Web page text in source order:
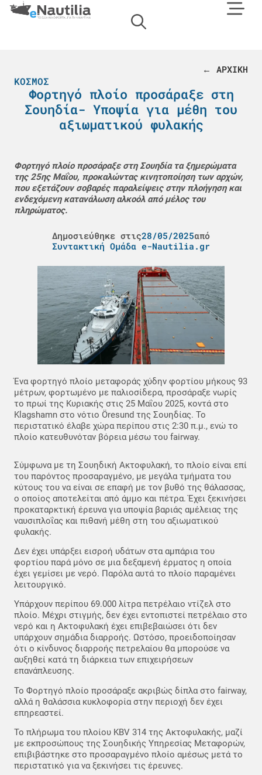
← ΑΡΧΙΚΗ
ΚΌΣΜΟΣ
Φορτηγό πλοίο προσάραξε στη
Σουηδία- Υποψία για μέθη του
αξιωματικού φυλακής
Φορτηγό πλοίο προσάραξε στη Σουηδία τα ξημερώματα
της 25ης Μαΐου, προκαλώντας κινητοποίηση των αρχών,
που εξετάζουν σοβαρές παραλείψεις στην πλοήγηση και
ενδεχόμενη κατανάλωση αλκοόλ από μέλος του
πληρώματος.
Δημοσιεύθηκε στις28/05/2025από
Συντακτική Ομάδα e-Nautilia.gr
Ένα φορτηγό πλοίο μεταφοράς χύδην φορτίου μήκους 93
μέτρων, φορτωμένο με παλιοσίδερα, προσάραξε νωρίς
το πρωί της Κυριακής στις 25 Μαΐου 2025, κοντά στο
Klagshamn στο νότιο Öresund της Σουηδίας. Το
περιστατικό έλαβε χώρα περίπου στις 2:30 π.μ., ενώ το
πλοίο κατευθυνόταν βόρεια μέσω του fairway.
Σύμφωνα με τη Σουηδική Ακτοφυλακή, το πλοίο είναι επί
του παρόντος προσαραγμένο, με μεγάλα τμήματα του
κύτους του να είναι σε επαφή με τον βυθό της θάλασσας,
ο οποίος αποτελείται από άμμο και πέτρα. Έχει ξεκινήσει
προκαταρκτική έρευνα για υποψία βαριάς αμέλειας της
ναυσιπλοΐας και πιθανή μέθη στη του αξιωματικού
φυλακής.
Δεν έχει υπάρξει εισροή υδάτων στα αμπάρια του
φορτίου παρά μόνο σε μια δεξαμενή έρματος η οποία
έχει γεμίσει με νερό. Παρόλα αυτά το πλοίο παραμένει
λειτουργικό.
Υπάρχουν περίπου 69.000 λίτρα πετρέλαιο ντίζελ στο
πλοίο. Μέχρι στιγμής, δεν έχει εντοπιστεί πετρέλαιο στο
νερό και η Ακτοφυλακή έχει επιβεβαιώσει ότι δεν
υπάρχουν σημάδια διαρροής. Ωστόσο, προειδοποίησαν
ότι ο κίνδυνος διαρροής πετρελαίου θα μπορούσε να
αυξηθεί κατά τη διάρκεια των επιχειρήσεων
επανάπλευσης.
Το Φορτηγό πλοίο προσάραξε ακριβώς δίπλα στο fairway,
αλλά η θαλάσσια κυκλοφορία στην περιοχή δεν έχει
επηρεαστεί.
Το πλήρωμα του πλοίου KBV 314 της Ακτοφυλακής, μαζί
με εκπροσώπους της Σουηδικής Υπηρεσίας Μεταφορών,
επιβιβάστηκε στο προσαραγμένο πλοίο αμέσως μετά το
περιστατικό για να ξεκινήσει τις έρευνες.